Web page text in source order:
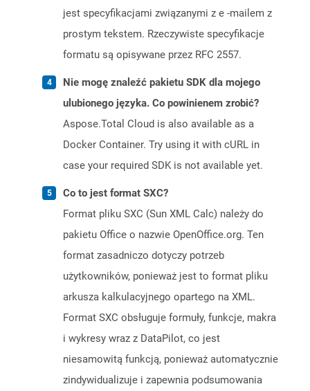
jest specyfikacjami związanymi z e -mailem z
prostym tekstem. Rzeczywiste specyfikacje
formatu są opisywane przez RFC 2557.
Nie mogę znaleźć pakietu SDK dla mojego
ulubionego języka. Co powinienem zrobić?
Aspose.Total Cloud is also available as a
Docker Container. Try using it with cURL in
case your required SDK is not available yet.
Co to jest format SXC?
Format pliku SXC (Sun XML Calc) należy do
pakietu Office o nazwie OpenOffice.org. Ten
format zasadniczo dotyczy potrzeb
użytkowników, ponieważ jest to format pliku
arkusza kalkulacyjnego opartego na XML.
Format SXC obsługuje formuły, funkcje, makra
i wykresy wraz z DataPilot, co jest
niesamowitą funkcją, ponieważ automatycznie
zindywidualizuje i zapewnia podsumowania